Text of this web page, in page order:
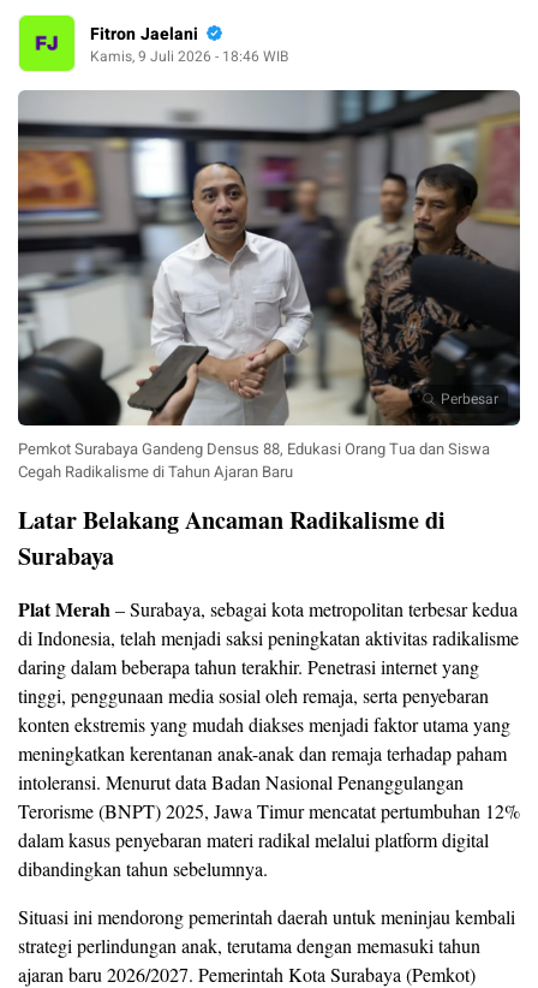
Fitron Jaelani
Kamis, 9 Juli 2026 - 18:46 WIB
Perbesar
Pemkot Surabaya Gandeng Densus 88, Edukasi Orang Tua dan Siswa
Cegah Radikalisme di Tahun Ajaran Baru
Latar Belakang Ancaman Radikalisme di
Surabaya
Plat Merah– Surabaya, sebagai kota metropolitan terbesar kedua
di Indonesia, telah menjadi saksi peningkatan aktivitas radikalisme
daring dalam beberapa tahun terakhir. Penetrasi internet yang
tinggi, penggunaan media sosial oleh remaja, serta penyebaran
konten ekstremis yang mudah diakses menjadi faktor utama yang
meningkatkan kerentanan anak-anak dan remaja terhadap paham
intoleransi. Menurut data Badan Nasional Penanggulangan
Terorisme (BNPT) 2025, Jawa Timur mencatat pertumbuhan 12%
dalam kasus penyebaran materi radikal melalui platform digital
dibandingkan tahun sebelumnya.
Situasi ini mendorong pemerintah daerah untuk meninjau kembali
strategi perlindungan anak, terutama dengan memasuki tahun
ajaran baru 2026/2027. Pemerintah Kota Surabaya (Pemkot)